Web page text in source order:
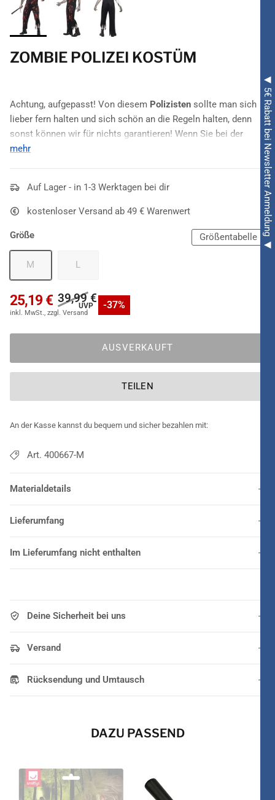
◀ 5€ Rabatt bei Newsletter Anmeldung ◀
ZOMBIE POLIZEI KOSTÜM
Achtung, aufgepasst! Von diesem Polizisten sollte man sich
lieber fern halten und sich schön an die Regeln halten, denn
sonst können wir für nichts garantieren! Wenn Sie bei der
Halloweenparty
Herrenbesteht aus einemblutverschmierten Oberteil mit
schwarzer Krawatte, blutverschmierter Hose und einem
auch in unserem Shop.
mehr
Auf Lager - in 1-3 Werktagen bei dir
kostenloser Versand ab 49 € Warenwert
Größe Größentabelle
M L
25,19 € 39,99 € -37%
AUSVERKAUFT
TEILEN
An der Kasse kannst du bequem und sicher bezahlen mit:
Art. 400667-M
Materialdetails
Lieferumfang
Im Lieferumfang nicht enthalten
Deine Sicherheit bei uns
Versand
Rücksendung und Umtausch
DAZU PASSEND